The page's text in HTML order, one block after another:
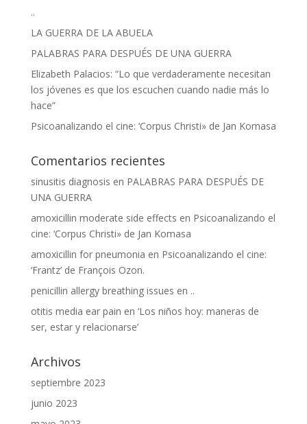
..
LA GUERRA DE LA ABUELA
PALABRAS PARA DESPUÉS DE UNA GUERRA
Elizabeth Palacios: “Lo que verdaderamente necesitan
los jóvenes es que los escuchen cuando nadie más lo
hace”
Psicoanalizando el cine: ‘Corpus Christi» de Jan Komasa
Comentarios recientes
sinusitis diagnosis en PALABRAS PARA DESPUÉS DE
UNA GUERRA
amoxicillin moderate side effects en Psicoanalizando el
cine: ‘Corpus Christi» de Jan Komasa
amoxicillin for pneumonia en Psicoanalizando el cine:
‘Frantz’ de François Ozon.
penicillin allergy breathing issues en ..
otitis media ear pain en ‘Los niños hoy: maneras de
ser, estar y relacionarse’
Archivos
septiembre 2023
junio 2023